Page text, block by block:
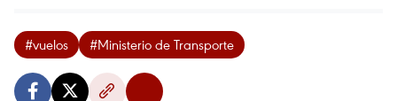
#vuelos #Ministerio de Transporte